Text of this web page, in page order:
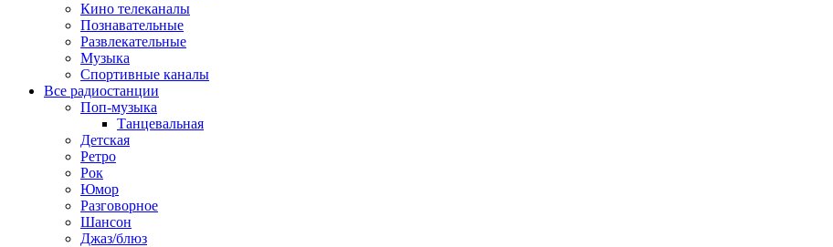
Кино телеканалы
Познавательные
Развлекательные
Музыка
Спортивные каналы
Все радиостанции
Поп-музыка
Танцевальная
Детская
Ретро
Рок
Юмор
Разговорное
Шансон
Джаз/блюз